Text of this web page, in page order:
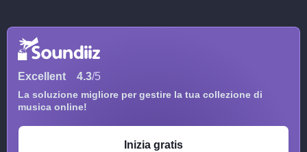
Excellent 4.3/5
La soluzione migliore per gestire la tua collezione di
musica online!
Inizia gratis